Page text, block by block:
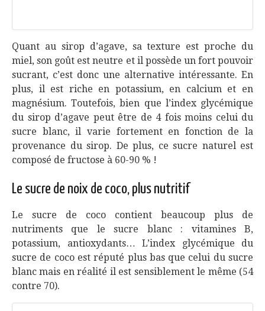
Quant au sirop d’agave, sa texture est proche du
miel, son goût est neutre et il possède un fort pouvoir
sucrant, c’est donc une alternative intéressante. En
plus, il est riche en potassium, en calcium et en
magnésium. Toutefois, bien que l’index glycémique
du sirop d’agave peut être de 4 fois moins celui du
sucre blanc, il varie fortement en fonction de la
provenance du sirop. De plus, ce sucre naturel est
composé de fructose à 60-90 % !
Le sucre de noix de coco, plus nutritif
Le sucre de coco contient beaucoup plus de
nutriments que le sucre blanc : vitamines B,
potassium, antioxydants… L’index glycémique du
sucre de coco est réputé plus bas que celui du sucre
blanc mais en réalité il est sensiblement le même (54
contre 70).